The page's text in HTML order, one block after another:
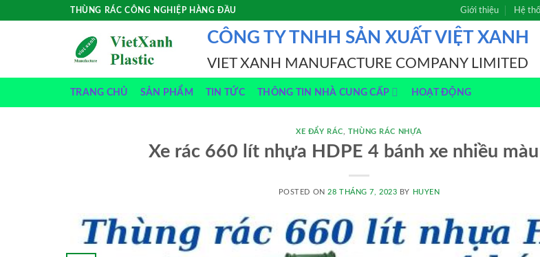
THÙNG RÁC CÔNG NGHIỆP HÀNG ĐẦU Giới thiệu Hệ
CÔNG TY TNHH SẢN XUẤT VIỆT XANH
VIET XANH MANUFACTURE COMPANY LIMITED
TRANG CHỦ SẢN PHẨM TIN TỨC THÔNG TIN NHÀ CUNG CẤP HOẠT ĐỘNG
XE ĐẨY RÁC THÙNG RÁC NHỰA
Xe rác 660 lít nhựa HDPE 4 bánh xe nhiều màu
POSTED ON28 THÁNG 7, 2023 BY HUYEN